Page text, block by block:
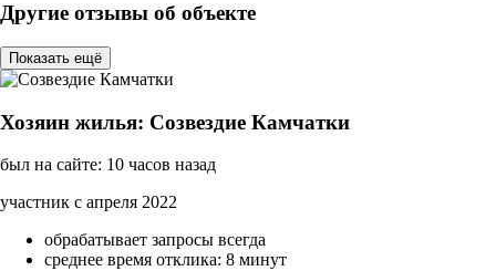
Другие отзывы об объекте
Показать ещё
Хозяин жилья: Созвездие Камчатки
был на сайте: 10 часов назад
участник с апреля 2022
обрабатывает запросы всегда
среднее время отклика: 8 минут